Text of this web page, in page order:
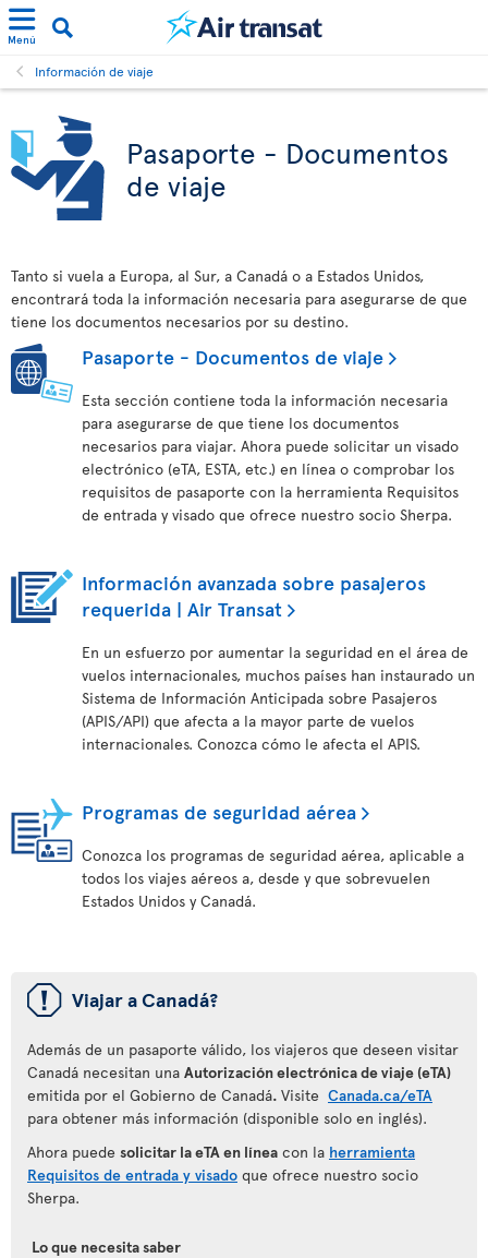
Menú
Información de viaje
Pasaporte - Documentos
de viaje
Tanto si vuela a Europa, al Sur, a Canadá o a Estados Unidos,
encontrará toda la información necesaria para asegurarse de que
tiene los documentos necesarios por su destino.
Pasaporte - Documentos de viaje
Esta sección contiene toda la información necesaria
para asegurarse de que tiene los documentos
necesarios para viajar. Ahora puede solicitar un visado
electrónico (eTA, ESTA, etc.) en línea o comprobar los
requisitos de pasaporte con la herramienta Requisitos
de entrada y visado que ofrece nuestro socio Sherpa.
Información avanzada sobre pasajeros
requerida | Air Transat
En un esfuerzo por aumentar la seguridad en el área de
vuelos internacionales, muchos países han instaurado un
Sistema de Información Anticipada sobre Pasajeros
(APIS/API) que afecta a la mayor parte de vuelos
internacionales. Conozca cómo le afecta el APIS.
Programas de seguridad aérea
Conozca los programas de seguridad aérea, aplicable a
todos los viajes aéreos a, desde y que sobrevuelen
Estados Unidos y Canadá.
ü Viajar a Canadá?
Además de un pasaporte válido, los viajeros que deseen visitar
Canadá necesitan una Autorización electrónica de viaje (eTA)
emitida por el Gobierno de Canadá. Visite Canada.ca/eTA
para obtener más información (disponible solo en inglés).
Ahora puede solicitar la eTA en línea con la herramienta
Requisitos de entrada y visado que ofrece nuestro socio
Sherpa.
Lo que necesita saber